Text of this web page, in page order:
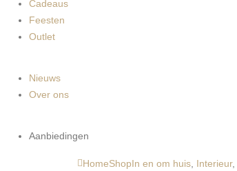
Cadeaus
Feesten
Outlet
Nieuws
Over ons
Aanbiedingen
HomeShopIn en om huis Interieur,